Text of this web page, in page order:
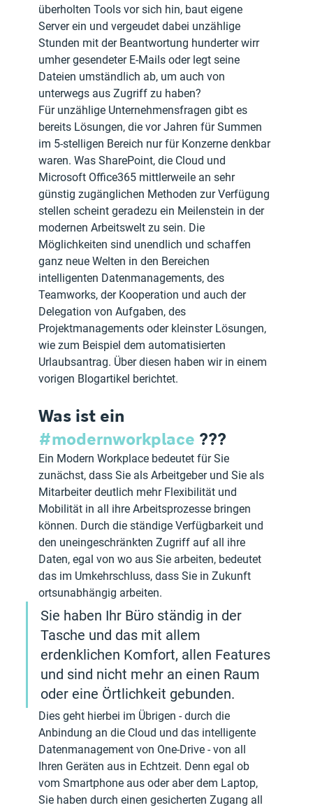
überholten Tools vor sich hin, baut eigene
Server ein und vergeudet dabei unzählige
Stunden mit der Beantwortung hunderter wirr
umher gesendeter E-Mails oder legt seine
Dateien umständlich ab, um auch von
unterwegs aus Zugriff zu haben?
Für unzählige Unternehmensfragen gibt es
bereits Lösungen, die vor Jahren für Summen
im 5-stelligen Bereich nur für Konzerne denkbar
waren. Was SharePoint, die Cloud und
Microsoft Office365 mittlerweile an sehr
günstig zugänglichen Methoden zur Verfügung
stellen scheint geradezu ein Meilenstein in der
modernen Arbeitswelt zu sein. Die
Möglichkeiten sind unendlich und schaffen
ganz neue Welten in den Bereichen
intelligenten Datenmanagements, des
Teamworks, der Kooperation und auch der
Delegation von Aufgaben, des
Projektmanagements oder kleinster Lösungen,
wie zum Beispiel dem automatisierten
Urlaubsantrag. Über diesen haben wir in einem
vorigen Blogartikel berichtet.
Was ist ein
#modernworkplace ???
Ein Modern Workplace bedeutet für Sie
zunächst, dass Sie als Arbeitgeber und Sie als
Mitarbeiter deutlich mehr Flexibilität und
Mobilität in all ihre Arbeitsprozesse bringen
können. Durch die ständige Verfügbarkeit und
den uneingeschränkten Zugriff auf all ihre
Daten, egal von wo aus Sie arbeiten, bedeutet
das im Umkehrschluss, dass Sie in Zukunft
ortsunabhängig arbeiten.
Sie haben Ihr Büro ständig in der
Tasche und das mit allem
erdenklichen Komfort, allen Features
und sind nicht mehr an einen Raum
oder eine Örtlichkeit gebunden.
Dies geht hierbei im Übrigen - durch die
Anbindung an die Cloud und das intelligente
Datenmanagement von One-Drive - von all
Ihren Geräten aus in Echtzeit. Denn egal ob
vom Smartphone aus oder aber dem Laptop,
Sie haben durch einen gesicherten Zugang all